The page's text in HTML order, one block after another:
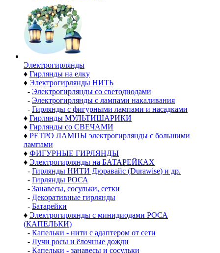
Электро­гирлянды
♦ Гирлянды на елку
♦ Электрогирлянды НИТЬ
- Электрогирлянды со светодиодами
- Электрогирлянды с лампами накаливания
- Гирлянды с фигурными лампами и насадками
♦ Гирлянды МУЛЬТИШАРИКИ
♦ Гирлянды со СВЕЧАМИ
♦ РЕТРО ЛАМПЫ электрогирлянды с большими
лампами
♦ ФИГУРНЫЕ ГИРЛЯНДЫ
♦ Электрогирлянды на БАТАРЕЙКАХ
- Гирлянды НИТИ Дюравайс (Durawise) и др.
- Гирлянды РОСА
- Занавесы, сосульки, сетки
- Декоративные гирлянды
- Батарейки
♦ Электрогирлянды с минидиодами РОСА
(КАПЕЛЬКИ)
- Капельки - нити с адаптером от сети
- Лучи росы и ёлочные дожди
- Капельки - занавесы и сосульки